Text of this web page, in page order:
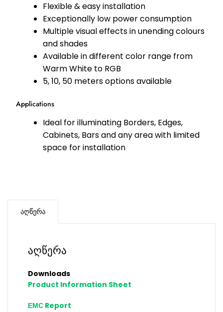
Flexible & easy installation
Exceptionally low power consumption
Multiple visual effects in unending colours
and shades
Available in different color range from
Warm White to RGB
5, 10, 50 meters options available
Applications
Ideal for illuminating Borders, Edges,
Cabinets, Bars and any area with limited
space for installation
აღწერა
აღწერა
Downloads
Product Information Sheet
ЕМС Report